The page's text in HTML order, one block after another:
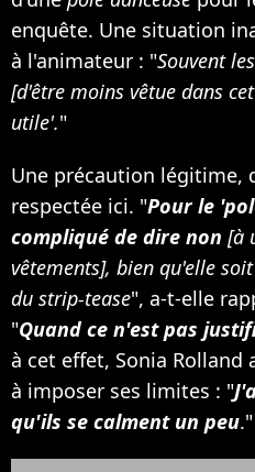
enquête. Une situation
à l'animateur : "Souvent
[d'être moins vêtue dans
utile'."
Une précaution légitime,
respectée ici. "Pour le
compliqué de dire non [à
vêtements], bien qu'elle
du strip-tease", a-t-elle
"Quand ce n'est pas
à cet effet, Sonia Rolland
à imposer ses limites : "
qu'ils se calment un peu."